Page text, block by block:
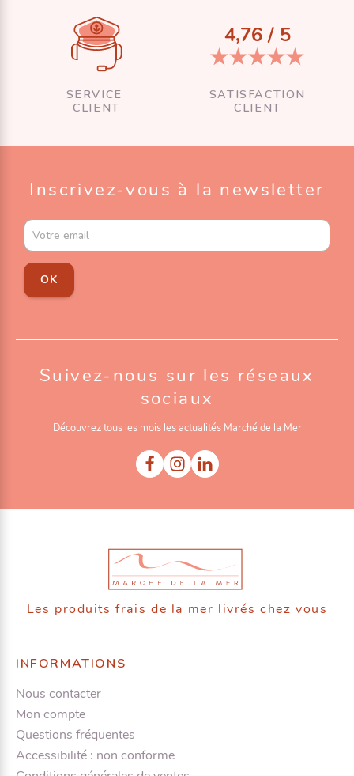
SERVICE
CLIENT
4,76 / 5
SATISFACTION
CLIENT
Inscrivez-vous à la newsletter
OK
Suivez-nous sur les réseaux
sociaux
Découvrez tous les mois les actualités Marché de la Mer
Les produits frais de la mer livrés chez vous
INFORMATIONS
Nous contacter
Mon compte
Questions fréquentes
Accessibilité : non conforme